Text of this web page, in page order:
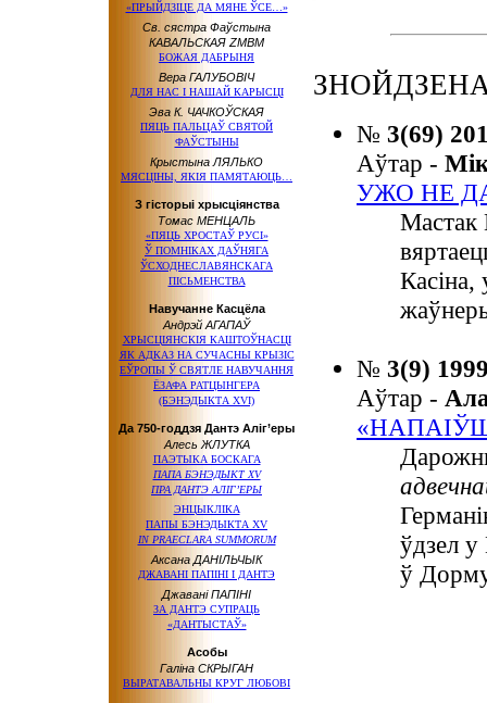
«ПРЫЙДЗІЦЕ ДА МЯНЕ ЎСЕ…»
Св. сястра Фаўстына
КАВАЛЬСКАЯ ZMBM
БОЖАЯ ДАБРЫНЯ
Вера ГАЛУБОВІЧ
ДЛЯ НАС І НАШАЙ КАРЫСЦІ
Эва К. ЧАЧКОЎСКАЯ
ПЯЦЬ ПАЛЬЦАЎ СВЯТОЙ
ФАЎСТЫНЫ
Крыстына ЛЯЛЬКО
МЯСЦІНЫ, ЯКІЯ ПАМЯТАЮЦЬ…
З гісторыі хрысціянства
Томас МЕНЦАЛЬ
«ПЯЦЬ ХРОСТАЎ РУСІ»
Ў ПОМНІКАХ ДАЎНЯГА
ЎСХОДНЕСЛАВЯНСКАГА
ПІСЬМЕНСТВА
Навучанне Касцёла
Андрэй АГАПАЎ
ХРЫСЦІЯНСКІЯ КАШТОЎНАСЦІ
ЯК АДКАЗ НА СУЧАСНЫ КРЫЗІС
ЕЎРОПЫ Ў СВЯТЛЕ НАВУЧАННЯ
ЁЗАФА РАТЦЫНГЕРА
(БЭНЭДЫКТА XVI)
Да 750-годдзя Дантэ Аліг’еры
Алесь ЖЛУТКА
ПАЭТЫКА БОСКАГА
ПАПА БЭНЭДЫКТ XV
ПРА ДАНТЭ АЛІГ’ЕРЫ
ЭНЦЫКЛІКА
ПАПЫ БЭНЭДЫКТА XV
IN PRAECLARA SUMMORUM
Аксана ДАНІЛЬЧЫК
ДЖАВАНІ ПАПІНІ І ДАНТЭ
Джавані ПАПІНІ
ЗА ДАНТЭ СУПРАЦЬ
«ДАНТЫСТАЎ»
Асобы
Галіна СКРЫГАН
ВЫРАТАВАЛЬНЫ КРУГ ЛЮБОВІ
№ 3(69)
Аўтар -
УЖО НЕ
Мастак
Касіна,
№ 3(9)
Аўтар -
ўдзел
ў